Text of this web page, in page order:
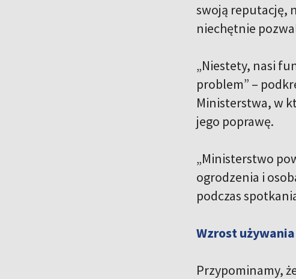
swoją reputację,
niechętnie
„Niestety, nasi
problem” –
Ministerstwa, w
jego poprawę.
„Ministerstwo
ogrodzenia i
podczas
Wzrost
Przypominamy,